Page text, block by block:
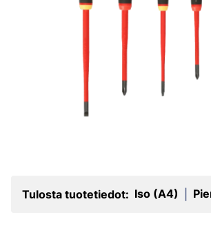
Tulosta tuotetiedot: Iso (A4)